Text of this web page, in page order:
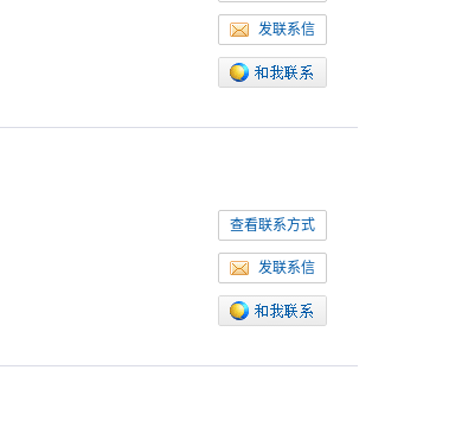
发联系信
查看联系方式
发联系信